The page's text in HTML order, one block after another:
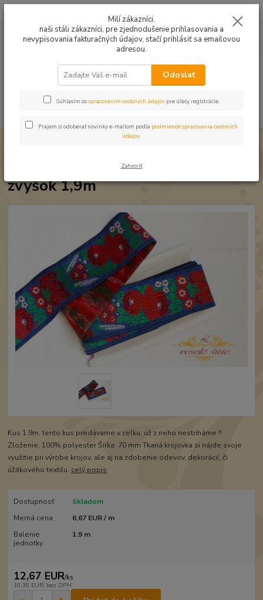
0949224331
9:00 -14:30
za0,00 EUR
Krojovka Kvety na modrej 70mm zvyšok 1,9m
Krojovka Kvety na modrej 70mm
zvyšok 1,9m
Kus 1,9m. tento kus predávame v celku, už z neho nestriháme !!
Zloženie: 100% polyester Šírka: 70 mm Tkaná krojovka si nájde svoje
využitie pri výrobe krojov, ale aj na zdobenie odevov, dekorácií, či
úžitkového textilu. celý popis
Dostupnosť
Skladom
Merná cena
6,67 EUR / m
Balenie
jednotky
1.9 m
12,67 EUR/ks
10,30 EUR bez DPH
Milí zákazníci,
naši stáli zákazníci, pre zjednodušenie prihlasovania a
nevypisovania fakturačných údajov, stačí prihlásiť sa emailovou
adresou.
Odoslať
Súhlasím sospracovaním osobných údajov pre účely registrácie.
Prajem si odoberať novinky e-mailom podľa podmienok spracovania osobných
údajov.
Zatvoriť